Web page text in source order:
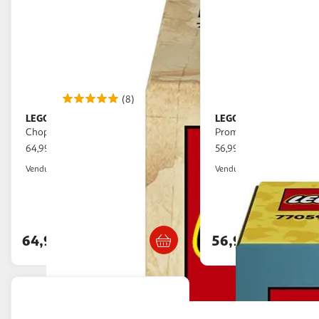
(8)
LEGO
Chopper
64,99€ / pce
Vendu par
64,99€
LEGO
Promenade avec Méli et
56,99€ / pce
Vendu par
Livr. ou retrait
56,99€